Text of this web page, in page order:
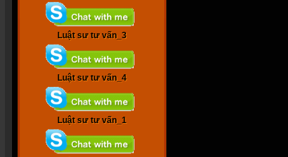
Luật sư tư vấn_3
Luật sư tư vấn_4
Luật sư tư vấn_1